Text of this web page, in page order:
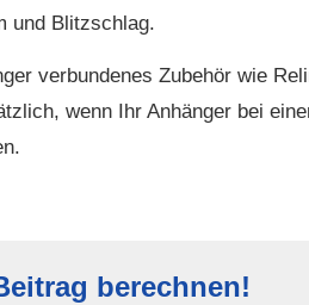
und Blitzschlag.
verbundenes Zubehör wie
wenn Ihr Anhänger bei
berechnen!